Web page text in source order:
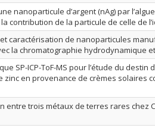
nanoparticule d’argent (nAg) par
contribution de la particule de celle de
caractérisation de nanoparticules
la chromatographie hydrodynamique
SP-ICP-ToF-MS pour l’étude du
zinc en provenance de crèmes solaires
entre trois métaux de terres rares chez